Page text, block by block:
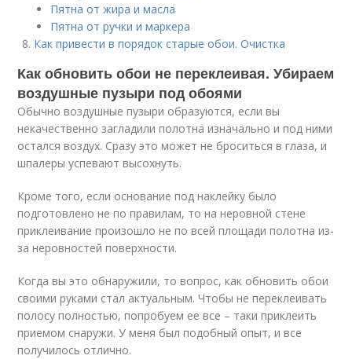
Пятна от жира и масла
Пятна от ручки и маркера
Как привести в порядок старые обои. Очистка
Как обновить обои не переклеивая. Убираем
воздушные пузыри под обоями
Обычно воздушные пузыри образуются, если вы
некачественно загладили полотна изначально и под ними
остался воздух. Сразу это может не броситься в глаза, и
шпалеры успевают высохнуть.
Кроме того, если основание под наклейку было
подготовлено не по правилам, то на неровной стене
приклеивание произошло не по всей площади полотна из-
за неровностей поверхности.
Когда вы это обнаружили, то вопрос, как обновить обои
своими руками стал актуальным. Чтобы не переклеивать
полосу полностью, попробуем ее все – таки приклеить
приемом снаружи. У меня был подобный опыт, и все
получилось отлично.